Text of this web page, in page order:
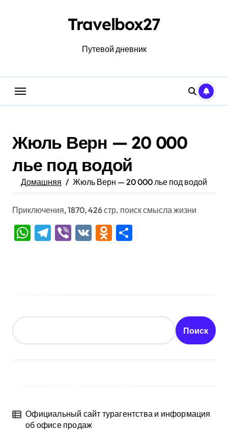
Travelbox27
Путевой дневник
Жюль Верн — 20 000
лье под водой
Домашняя Жюль Верн — 20 000 лье под водой
Приключения, 1870, 426 стр. поиск смысла жизни
WhatsApp
Telegram
Viber
VK Odnoklassniki
Поиск
Официальный сайт турагентства и информация
об офисе продаж